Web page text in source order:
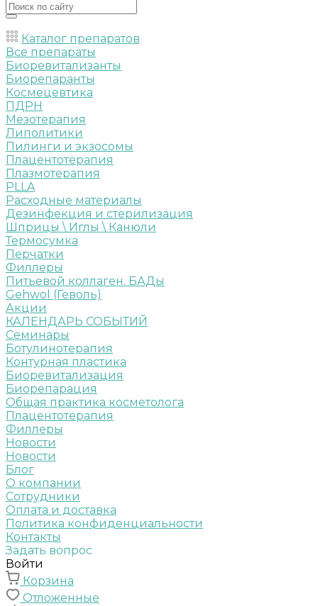
Каталог препаратов
Все препараты
Биоревитализанты
Биорепаранты
Космецевтика
ПДРН
Мезотерапия
Липолитики
Пилинги и экзосомы
Плацентотерапия
Плазмотерапия
PLLA
Расходные материалы
Дезинфекция и стерилизация
Шприцы \ Иглы \ Канюли
Термосумка
Перчатки
Филлеры
Питьевой коллаген. БАДы
Gehwol (Геволь)
Акции
КАЛЕНДАРЬ СОБЫТИЙ
Семинары
Ботулинотерапия
Контурная пластика
Биоревитализация
Биорепарация
Общая практика косметолога
Плацентотерапия
Филлеры
Новости
Новости
Блог
О компании
Сотрудники
Оплата и доставка
Политика конфиденциальности
Контакты
Задать вопрос
Войти
Корзина
Отложенные